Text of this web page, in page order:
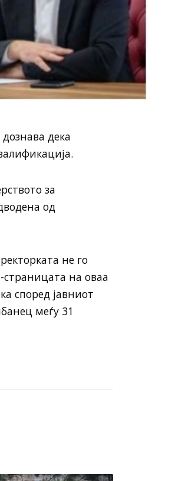
дека
за
од
не го
страницата на оваа
според јавниот
меѓу 31